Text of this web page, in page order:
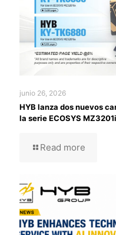
junio 26, 2026
HYB lanza dos nuevos
la serie ECOSYS
Read more